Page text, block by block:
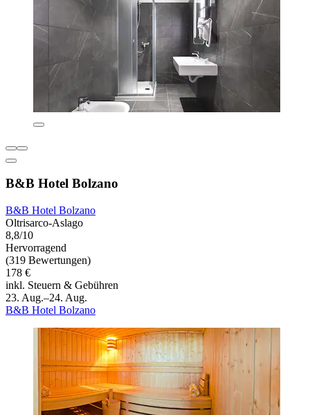
B&B Hotel Bolzano
B&B Hotel Bolzano
Oltrisarco-Aslago
8,8/10
Hervorragend
(319 Bewertungen)
178 €
inkl. Steuern & Gebühren
23. Aug.–24. Aug.
B&B Hotel Bolzano